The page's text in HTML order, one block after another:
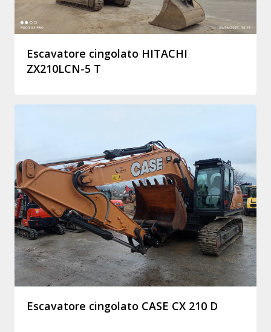
Escavatore cingolato HITACHI
ZX210LCN-5 T
Escavatore cingolato CASE CX 210 D